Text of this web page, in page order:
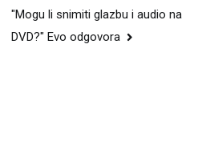
"Mogu li snimiti glazbu i audio na
DVD?" Evo odgovora